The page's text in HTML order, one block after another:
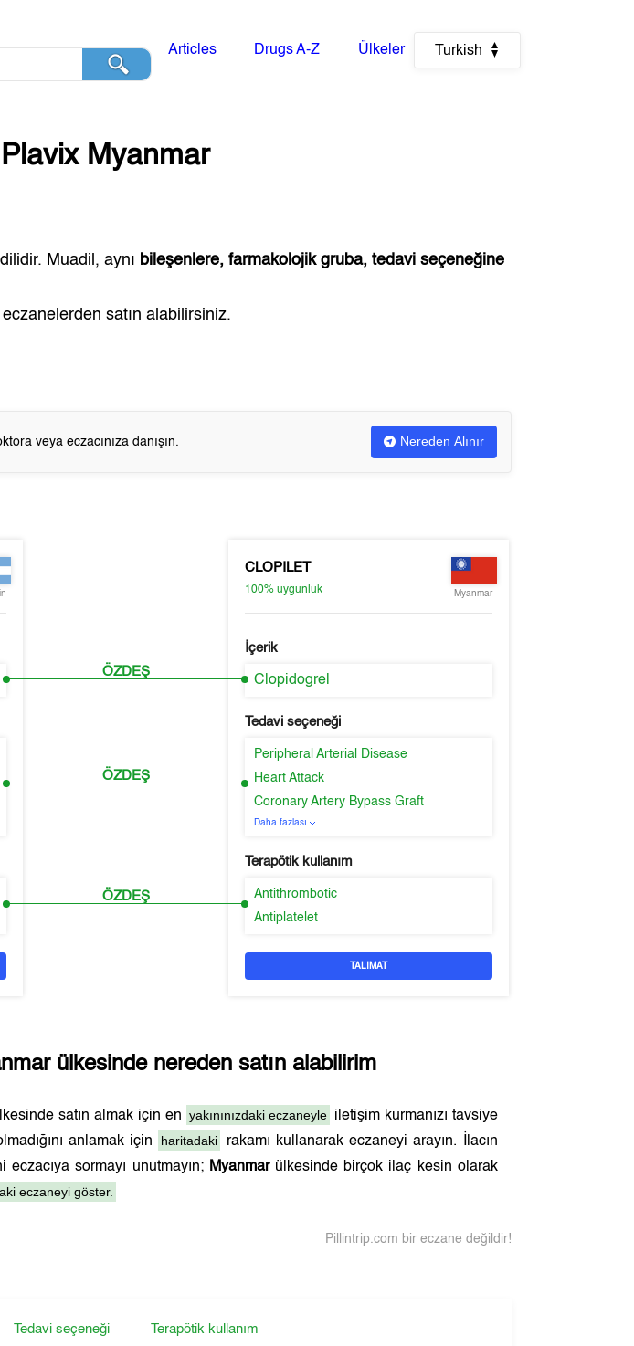
Articles Drugs A-Z Ülkeler Turkish
Plavix Myanmar
Muadil, aynı bileşenlere, farmakolojik gruba, tedavi seçeneğine
satın alabilirsiniz.
veya eczacınıza danışın. Nereden Alınır
ÖZDEŞ
ÖZDEŞ
ÖZDEŞ
CLOPILET
100% uygunluk Myanmar
İçerik
Clopidogrel
Tedavi seçeneği
Peripheral Arterial Disease
Heart Attack
Coronary Artery Bypass Graft
Daha fazlası
Terapötik kullanım
Antithrombotic
Antiplatelet
TALIMAT
ülkesinde nereden satın alabilirim
satın almak için en yakınınızdaki eczaneyle iletişim kurmanızı tavsiye
anlamak için haritadaki
rakamı kullanarak eczaneyi arayın. İlacın
sormayı unutmayın; Myanmarülkesinde birçok ilaç kesin olarak
eczaneyi göster.
Pillintrip.com bir eczane değildir!
Tedavi seçeneği Terapötik kullanım